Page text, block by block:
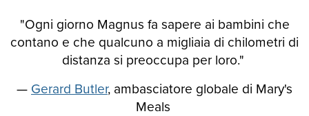
"Ogni giorno Magnus fa sapere ai bambini che
contano e che qualcuno a migliaia di chilometri di
distanza si preoccupa per loro."
— Gerard Butler, ambasciatore globale di Mary's
Meals